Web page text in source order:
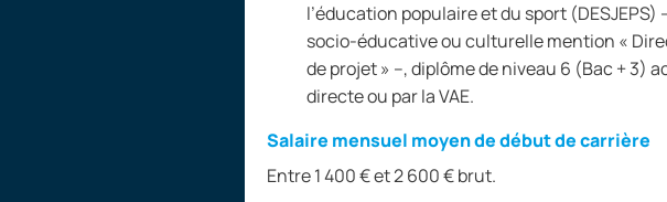
l’éducation populaire et du sport (DESJEPS)
socio-éducative ou culturelle mention «
de projet» –, diplôme de niveau 6 (Bac +3)
directe ou par la VAE.
Salaire mensuel moyen de début de carrière
Entre 1400 € et 2 600 € brut.